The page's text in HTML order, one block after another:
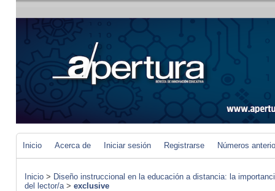
Inicio Acerca de Iniciar sesión Registrarse Números
Inicio > Diseño instruccional en la educación a distancia: la
del lector/a> exclusive